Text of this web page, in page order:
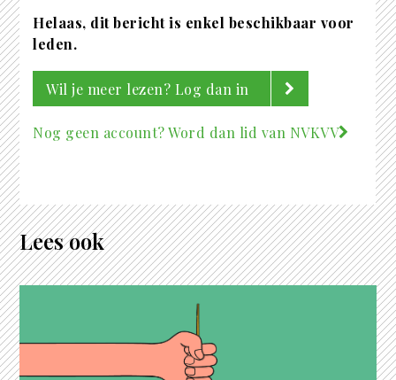
Helaas, dit bericht is enkel beschikbaar voor
leden.
Wil je meer lezen? Log dan in
Nog geen account? Word dan lid van NVKVV
Lees ook